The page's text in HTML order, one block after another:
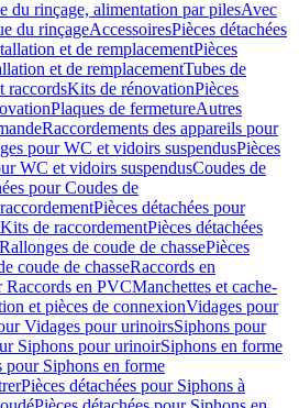
du rinçage, alimentation par pilesAvec
du rinçageAccessoiresPièces détachées
et de remplacementPièces
et de remplacementTubes de
raccordsKits de rénovationPièces
Plaques de fermetureAutres
Raccordements des appareils pour
pour WC et vidoirs suspendusPièces
WC et vidoirs suspendusCoudes de
pour Coudes de
Pièces détachées pour
Kits de raccordementPièces détachées
Rallonges de coude de chassePièces
coude de chasseRaccords en
Raccords en PVCManchettes et cache-
et pièces de connexionVidages pour
Vidages pour urinoirsSiphons pour
Siphons pour urinoirSiphons en forme
pour Siphons en forme
Pièces détachées pour Siphons à